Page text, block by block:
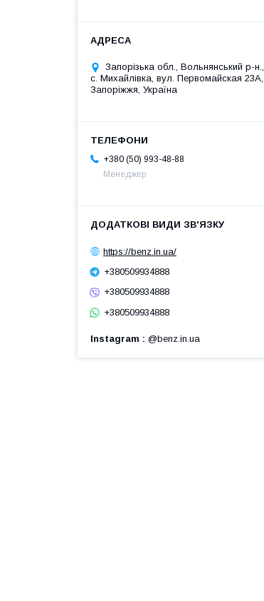
Запорізька обл., Вольнянський р-н.,
с. Михайлівка, вул. Первомайская 23А,
Запоріжжя, Україна
+380 (50) 993-48-88
Менеджер
https://benz.in.ua/
+380509934888
+380509934888
+380509934888
Instagram @benz.in.ua